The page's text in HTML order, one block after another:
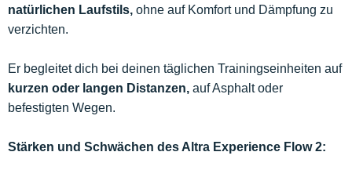
natürlichen Laufstils, ohne auf Komfort und Dämpfung zu
verzichten.
Er begleitet dich bei deinen täglichen Trainingseinheiten auf
kurzen oder langen Distanzen, auf Asphalt oder
befestigten Wegen.
Stärken und Schwächen des Altra Experience Flow 2: